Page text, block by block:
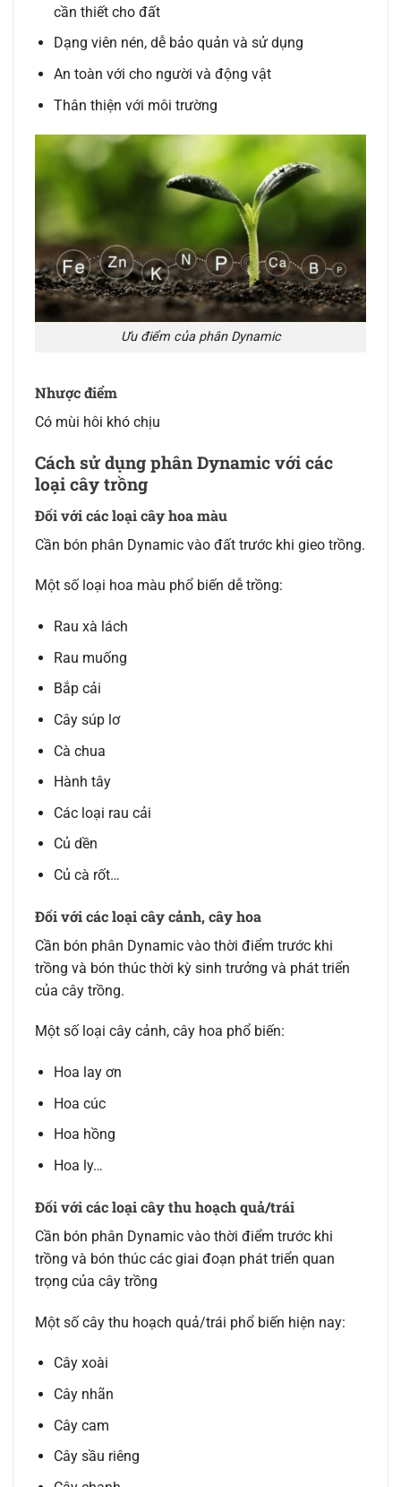
cần thiết cho đất
Dạng viên nén, dễ bảo quản và sử dụng
An toàn với cho người và động vật
Thân thiện với môi trường
Ưu điểm của phân Dynamic
Nhược điểm
Có mùi hôi khó chịu
Cách sử dụng phân Dynamic với các
loại cây trồng
Đối với các loại cây hoa màu
Cần bón phân Dynamic vào đất trước khi gieo trồng.
Một số loại hoa màu phổ biến dễ trồng:
Rau xà lách
Rau muống
Bắp cải
Cây súp lơ
Cà chua
Hành tây
Các loại rau cải
Củ dền
Củ cà rốt…
Đối với các loại cây cảnh, cây hoa
Cần bón phân Dynamic vào thời điểm trước khi
trồng và bón thúc thời kỳ sinh trưởng và phát triển
của cây trồng.
Một số loại cây cảnh, cây hoa phổ biến:
Hoa lay ơn
Hoa cúc
Hoa hồng
Hoa ly…
Đối với các loại cây thu hoạch quả/trái
Cần bón phân Dynamic vào thời điểm trước khi
trồng và bón thúc các giai đoạn phát triển quan
trọng của cây trồng
Một số cây thu hoạch quả/trái phổ biến hiện nay:
Cây xoài
Cây nhãn
Cây cam
Cây sầu riêng